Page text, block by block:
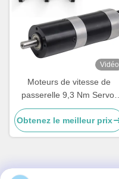
Vidéo
Moteurs de vitesse de
passerelle 9,3 Nm Servo-
moteur intégré DC 24v
Moteurs de vitesse de
passerelle
Obtenez le meilleur prix